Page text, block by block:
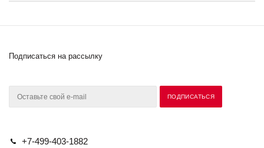
Подписаться на рассылку
+7-499-403-1882